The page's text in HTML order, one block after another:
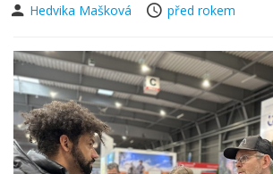
Hedvika Mašková
před rokem